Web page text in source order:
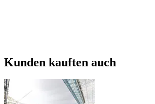
Kunden kauften auch